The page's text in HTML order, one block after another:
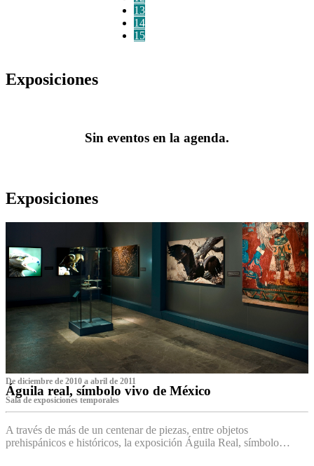
13
14
15
Exposiciones
Sin eventos en la agenda.
Exposiciones
De diciembre de 2010 a abril de 2011
Águila real, símbolo vivo de México
Sala de exposiciones temporales
A través de más de un centenar de piezas, entre objetos
prehispánicos e históricos, la exposición Águila Real, símbolo…